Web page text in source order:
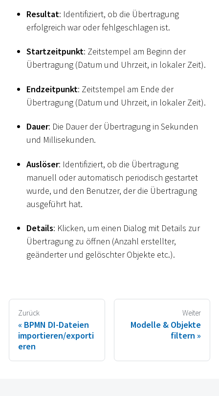
Resultat: Identifiziert, ob die Übertragung
erfolgreich war oder fehlgeschlagen ist.
Startzeitpunkt: Zeitstempel am Beginn der
Übertragung (Datum und Uhrzeit, in lokaler Zeit).
Endzeitpunkt: Zeitstempel am Ende der
Übertragung (Datum und Uhrzeit, in lokaler Zeit).
Dauer: Die Dauer der Übertragung in Sekunden
und Millisekunden.
Auslöser: Identifiziert, ob die Übertragung
manuell oder automatisch periodisch gestartet
wurde, und den Benutzer, der die Übertragung
ausgeführt hat.
Details: Klicken, um einen Dialog mit Details zur
Übertragung zu öffnen (Anzahl erstellter,
geänderter und gelöschter Objekte etc.).
Zurück
BPMN DI-Dateien
importieren/exporti
eren
Weiter
Modelle & Objekte
filtern